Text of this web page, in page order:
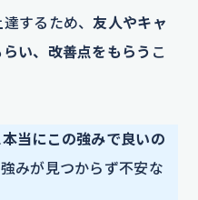
するため、 友人やキャ
い、改善点をもらう こ
当にこの強みで良いの
みが見つからず不安な